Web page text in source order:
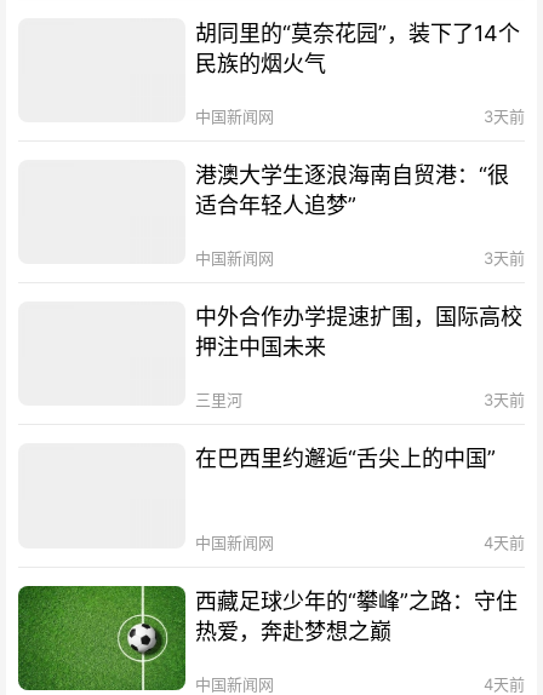
胡同里的“莫奈花园”，装下了14个
民族的烟火气
中国新闻网 3天前
港澳大学生逐浪海南自贸港：“很
适合年轻人追梦”
中国新闻网 3天前
中外合作办学提速扩围，国际高校
押注中国未来
三里河 3天前
在巴西里约邂逅“舌尖上的中国”
中国新闻网 4天前
西藏足球少年的“攀峰”之路：守住
热爱，奔赴梦想之巅
中国新闻网 4天前